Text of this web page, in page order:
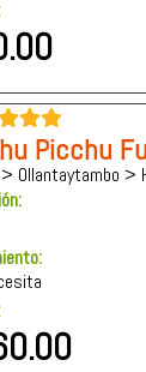
Picchu
Ollantaytambo >